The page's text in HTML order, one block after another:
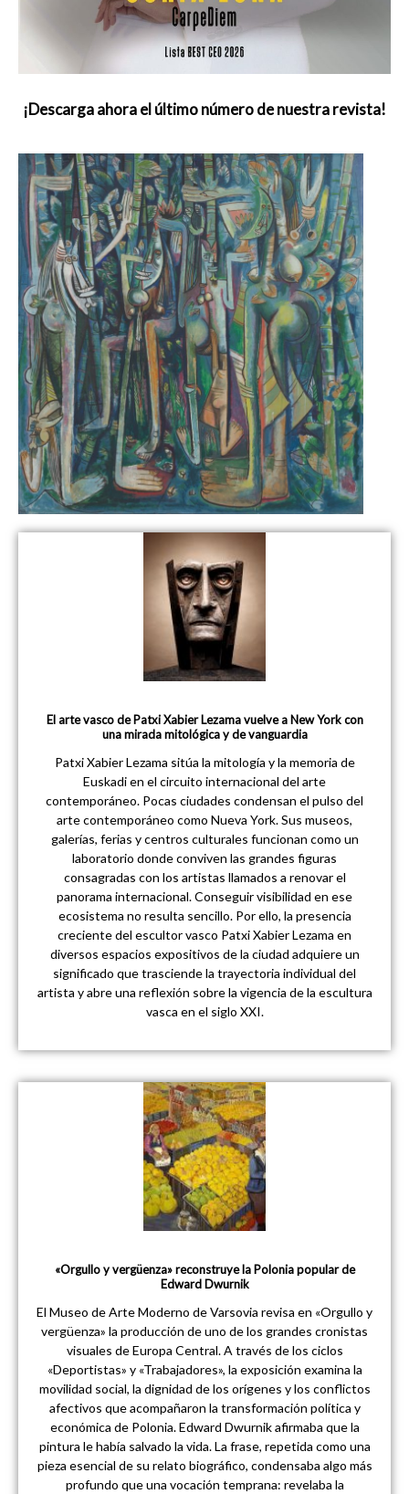
¡Descarga ahora el último número de nuestra revista!
El arte vasco de Patxi Xabier Lezama vuelve a New York con
una mirada mitológica y de vanguardia
Patxi Xabier Lezama sitúa la mitología y la memoria de
Euskadi en el circuito internacional del arte
contemporáneo. Pocas ciudades condensan el pulso del
arte contemporáneo como Nueva York. Sus museos,
galerías, ferias y centros culturales funcionan como un
laboratorio donde conviven las grandes figuras
consagradas con los artistas llamados a renovar el
panorama internacional. Conseguir visibilidad en ese
ecosistema no resulta sencillo. Por ello, la presencia
creciente del escultor vasco Patxi Xabier Lezama en
diversos espacios expositivos de la ciudad adquiere un
significado que trasciende la trayectoria individual del
artista y abre una reflexión sobre la vigencia de la escultura
vasca en el siglo XXI.
«Orgullo y vergüenza» reconstruye la Polonia popular de
Edward Dwurnik
El Museo de Arte Moderno de Varsovia revisa en «Orgullo y
vergüenza» la producción de uno de los grandes cronistas
visuales de Europa Central. A través de los ciclos
«Deportistas» y «Trabajadores», la exposición examina la
movilidad social, la dignidad de los orígenes y los conflictos
afectivos que acompañaron la transformación política y
económica de Polonia. Edward Dwurnik afirmaba que la
pintura le había salvado la vida. La frase, repetida como una
pieza esencial de su relato biográfico, condensaba algo más
profundo que una vocación temprana: revelaba la